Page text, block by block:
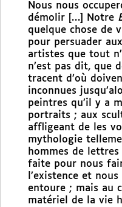
Nous nous
démolir […] Notre
quelque chose de
pour persuader aux
artistes que tout
n’est pas dit, que
tracent d’où
inconnues
peintres qu’il y a
portraits ; aux
affligeant de les
mythologie
hommes de lettres
faite pour nous
l’existence et
entoure ; mais au
matériel de la vie